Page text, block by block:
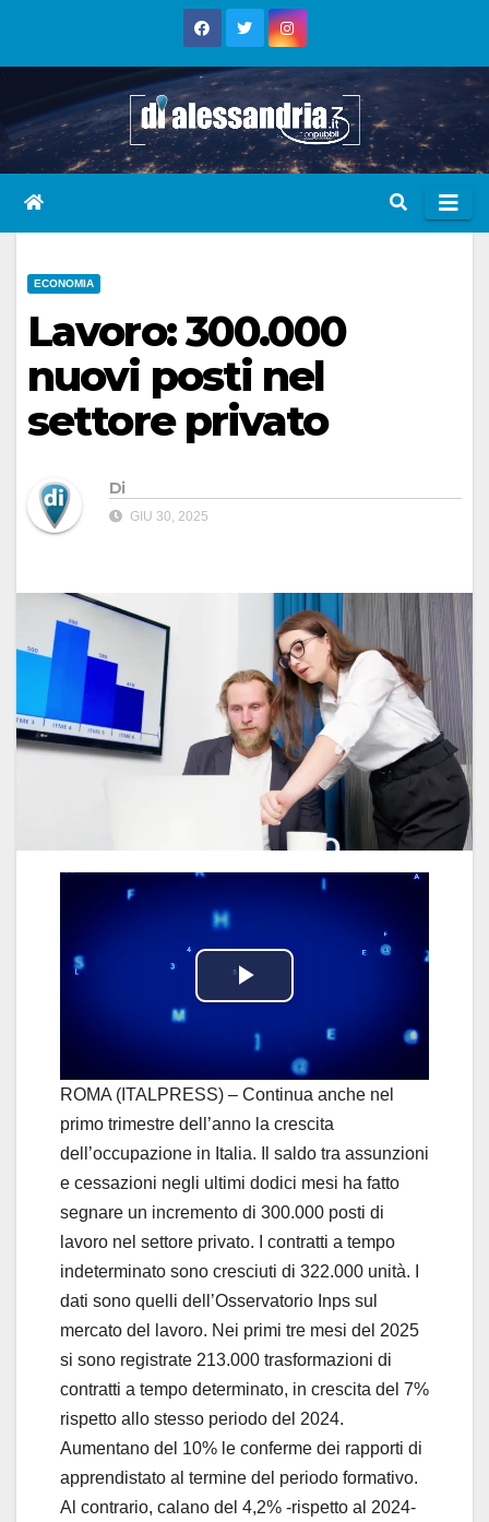
ECONOMIA
Lavoro: 300.000
nuovi posti nel
settore privato
Di
GIU 30, 2025
P
l
a
y
V
i
d
e
o
ROMA (ITALPRESS) – Continua anche nel
primo trimestre dell’anno la crescita
dell’occupazione in Italia. Il saldo tra assunzioni
e cessazioni negli ultimi dodici mesi ha fatto
segnare un incremento di 300.000 posti di
lavoro nel settore privato. I contratti a tempo
indeterminato sono cresciuti di 322.000 unità. I
dati sono quelli dell’Osservatorio Inps sul
mercato del lavoro. Nei primi tre mesi del 2025
si sono registrate 213.000 trasformazioni di
contratti a tempo determinato, in crescita del 7%
rispetto allo stesso periodo del 2024.
Aumentano del 10% le conferme dei rapporti di
apprendistato al termine del periodo formativo.
Al contrario, calano del 4,2% -rispetto al 2024-